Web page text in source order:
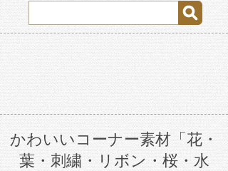
かわいいコーナー素材「花・
葉・刺繍・リボン・桜・水